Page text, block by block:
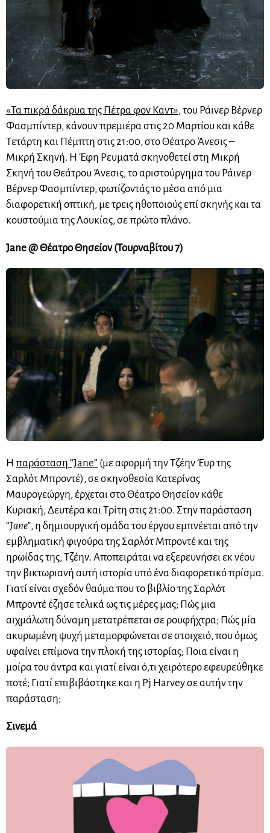
«Τα πικρά δάκρυα της Πέτρα φον Καντ», του Ράινερ Βέρνερ
Φασμπίντερ, κάνουν πρεμιέρα στις 20 Μαρτίου και κάθε
Τετάρτη και Πέμπτη στις 21:00, στο Θέατρο Άνεσις –
Μικρή Σκηνή. Η Έφη Ρευματά σκηνοθετεί στη Μικρή
Σκηνή του Θεάτρου Άνεσις, το αριστούργημα του Ράινερ
Βέρνερ Φασμπίντερ, φωτίζοντάς το μέσα από μια
διαφορετική οπτική, με τρεις ηθοποιούς επί σκηνής και τα
κουστούμια της Λουκίας, σε πρώτο πλάνο.
Jane @ Θέατρο Θησείον (Τουρναβίτου 7)
Η παράσταση “Jane” (με αφορμή την Τζέην Έυρ της
Σαρλότ Μπροντέ), σε σκηνοθεσία Κατερίνας
Μαυρογεώργη, έρχεται στο Θέατρο Θησείον κάθε
Κυριακή, Δευτέρα και Τρίτη στις 21:00. Στην παράσταση
“Jane”, η δημιουργική ομάδα του έργου εμπνέεται από την
εμβληματική φιγούρα της Σαρλότ Μπροντέ και της
ηρωίδας της, Τζέην. Αποπειράται να εξερευνήσει εκ νέου
την βικτωριανή αυτή ιστορία υπό ένα διαφορετικό πρίσμα.
Γιατί είναι σχεδόν θαύμα που το βιβλίο της Σαρλότ
Μπροντέ έζησε τελικά ως τις μέρες μας; Πώς μια
αιχμάλωτη δύναμη μετατρέπεται σε ρουφήχτρα; Πώς μία
ακυρωμένη ψυχή μεταμορφώνεται σε στοιχειό, που όμως
υφαίνει επίμονα την πλοκή της ιστορίας; Ποια είναι η
μοίρα του άντρα και γιατί είναι ό,τι χειρότερο εφευρεύθηκε
ποτέ; Γιατί επιβιβάστηκε και η Pj Harvey σε αυτήν την
παράσταση;
Σινεμά